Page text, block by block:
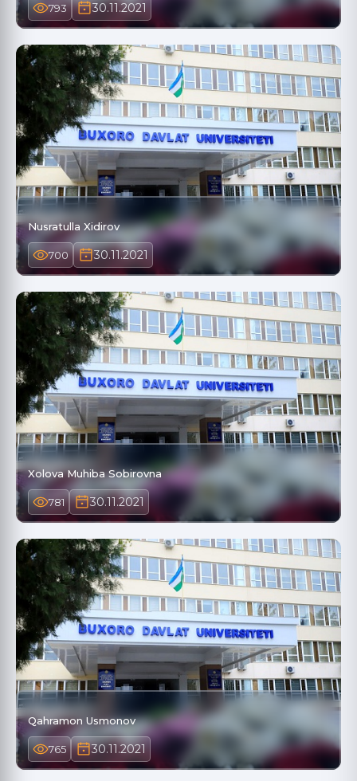
793 30.11.2021
Nusratulla Xidirov
700 30.11.2021
Xolova Muhiba Sobirovna
781 30.11.2021
Qahramon Usmonov
765 30.11.2021